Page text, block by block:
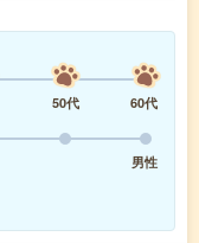
50代
60代
男性